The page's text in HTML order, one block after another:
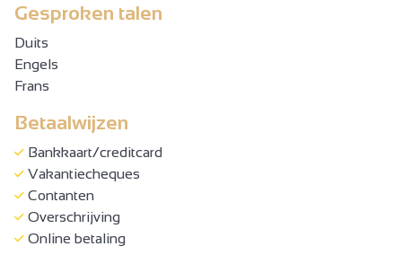
Gesproken talen
Duits
Engels
Frans
Betaalwijzen
Bankkaart/creditcard
Vakantiecheques
Contanten
Overschrijving
Online betaling